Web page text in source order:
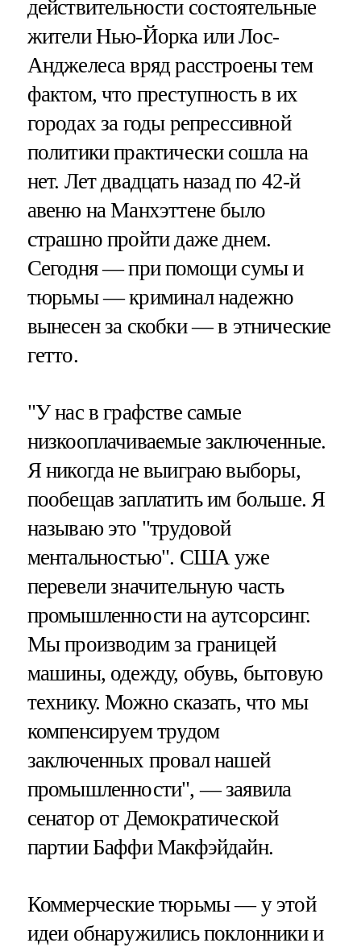
действительности состоятельные
жители Нью-Йорка или Лос-
Анджелеса вряд расстроены тем
фактом, что преступность в их
городах за годы репрессивной
политики практически сошла на
нет. Лет двадцать назад по 42-й
авеню на Манхэттене было
страшно пройти даже днем.
Сегодня — при помощи сумы и
тюрьмы — криминал надежно
вынесен за скобки — в этнические
гетто.
"У нас в графстве самые
низкооплачиваемые заключенные.
Я никогда не выиграю выборы,
пообещав заплатить им больше. Я
называю это "трудовой
ментальностью". США уже
перевели значительную часть
промышленности на аутсорсинг.
Мы производим за границей
машины, одежду, обувь, бытовую
технику. Можно сказать, что мы
компенсируем трудом
заключенных провал нашей
промышленности", — заявила
сенатор от Демократической
партии Баффи Макфэйдайн.
Коммерческие тюрьмы — у этой
идеи обнаружились поклонники и